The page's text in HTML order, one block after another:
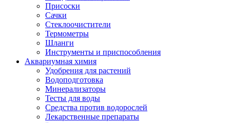
Присоски
Сачки
Стеклоочистители
Термометры
Шланги
Инструменты и приспособления
Аквариумная химия
Удобрения для растений
Водоподготовка
Минерализаторы
Тесты для воды
Средства против водорослей
Лекарственные препараты